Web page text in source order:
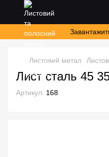
Листовий метал
Лист сталь 45
Артикул: 168